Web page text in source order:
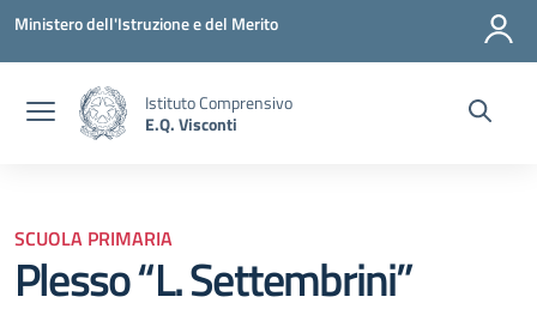
Vai ai contenuti
Vai al menu di navigazione
Vai al footer
Ministero dell'Istruzione e del Merito
Istituto Comprensivo
E.Q. Visconti
SCUOLA PRIMARIA
Plesso “L. Settembrini”